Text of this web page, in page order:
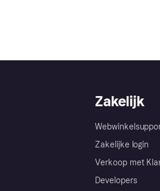
Zakelijk
Zakelijke login
Verkoop met
Developers